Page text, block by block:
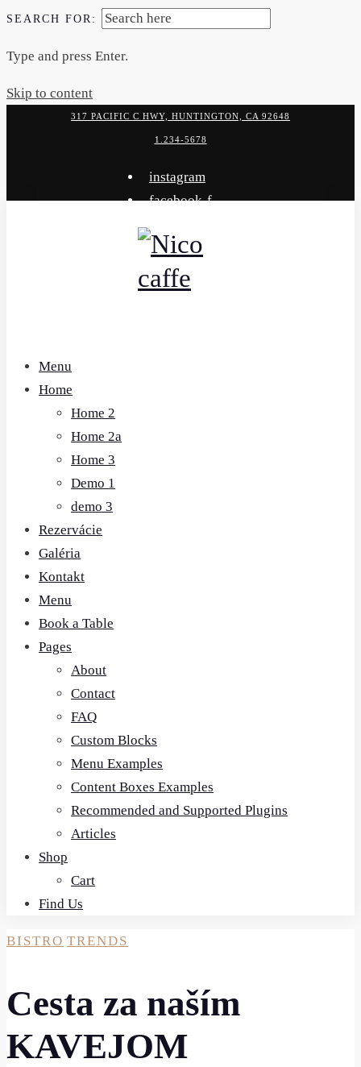
SEARCH FOR:
Type and press Enter.
Skip to content
317 PACIFIC C HWY, HUNTINGTON, CA 92648
1.234-5678
instagram
facebook-f
Menu
Home
Home 2
Home 2a
Home 3
Demo 1
demo 3
Rezervácie
Galéria
Kontakt
Menu
Book a Table
Pages
About
Contact
FAQ
Custom Blocks
Menu Examples
Content Boxes Examples
Recommended and Supported Plugins
Articles
Shop
Cart
Find Us
BISTRO TRENDS
Cesta za naším
KAVEJOM